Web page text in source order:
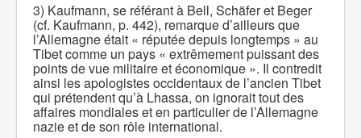
3) Kaufmann, se référant à Bell, Schäfer et Beger
(cf. Kaufmann, p. 442), remarque d’ailleurs que
l’Allemagne était « réputée depuis longtemps » au
Tibet comme un pays « extrêmement puissant des
points de vue militaire et économique ». Il contredit
ainsi les apologistes occidentaux de l’ancien Tibet
qui prétendent qu’à Lhassa, on ignorait tout des
affaires mondiales et en particulier de l’Allemagne
nazie et de son rôle international.